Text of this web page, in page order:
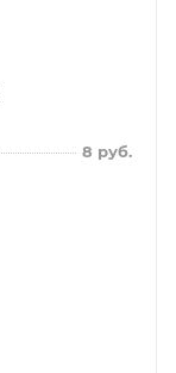
8 руб.